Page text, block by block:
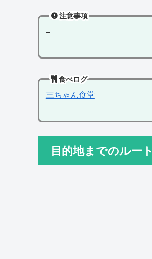
注意事項
–
食べログ
三ちゃん食堂
目的地までのルート